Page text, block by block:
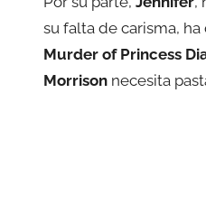
su falta de carisma,
Murder of Princess
Morrison necesita